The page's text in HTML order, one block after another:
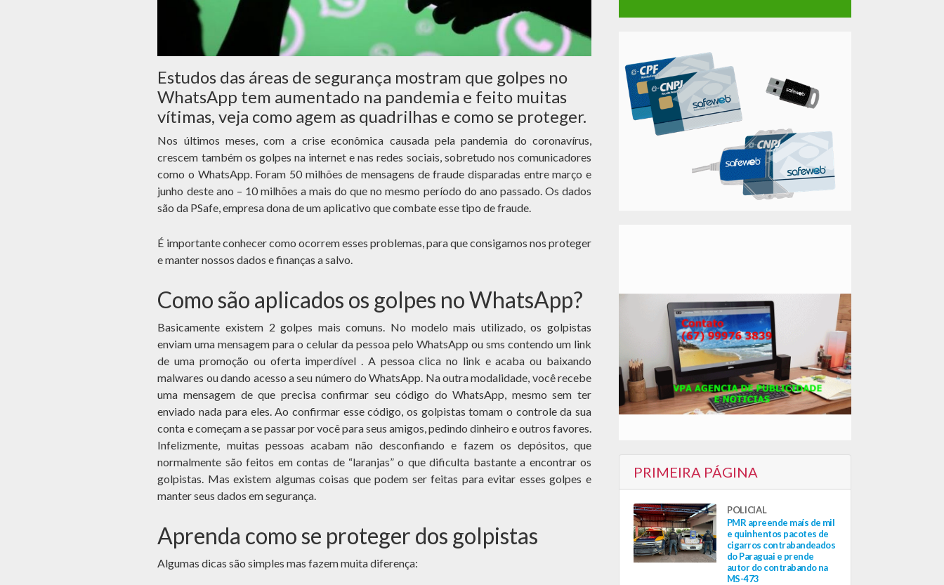
Estudos das áreas de segurança mostram que golpes no
WhatsApp tem aumentado na pandemia e feito muitas
vítimas, veja como agem as quadrilhas e como se proteger.
Nos últimos meses, com a crise econômica causada pela pandemia do coronavírus,
crescem também os golpes na internet e nas redes sociais, sobretudo nos comunicadores
como o WhatsApp. Foram 50 milhões de mensagens de fraude disparadas entre março e
junho deste ano – 10 milhões a mais do que no mesmo período do ano passado. Os dados
são da PSafe, empresa dona de um aplicativo que combate esse tipo de fraude.
É importante conhecer como ocorrem esses problemas, para que consigamos nos proteger
e manter nossos dados e finanças a salvo.
Como são aplicados os golpes no WhatsApp?
Basicamente existem 2 golpes mais comuns. No modelo mais utilizado, os golpistas
enviam uma mensagem para o celular da pessoa pelo WhatsApp ou sms contendo um link
de uma promoção ou oferta imperdível . A pessoa clica no link e acaba ou baixando
malwares ou dando acesso a seu número do WhatsApp. Na outra modalidade, você recebe
uma mensagem de que precisa confirmar seu código do WhatsApp, mesmo sem ter
enviado nada para eles. Ao confirmar esse código, os golpistas tomam o controle da sua
conta e começam a se passar por você para seus amigos, pedindo dinheiro e outros favores.
Infelizmente, muitas pessoas acabam não desconfiando e fazem os depósitos, que
normalmente são feitos em contas de “laranjas” o que dificulta bastante a encontrar os
golpistas. Mas existem algumas coisas que podem ser feitas para evitar esses golpes e
manter seus dados em segurança.
Aprenda como se proteger dos golpistas
Algumas dicas são simples mas fazem muita diferença:
PRIMEIRA PÁGINA
POLICIAL
PMR apreende maís de mil
e quinhentos pacotes de
cigarros contrabandeados
do Paraguai e prende
autor do contrabando na
MS-473